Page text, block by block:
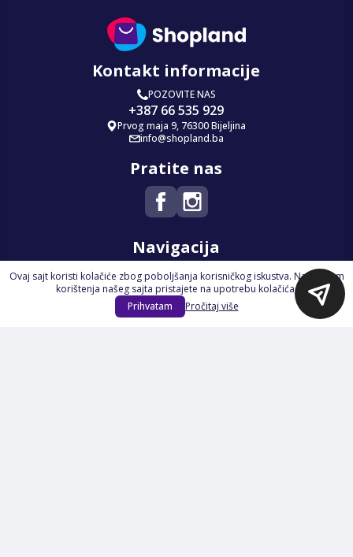
Kontakt informacije
POZOVITE NAS
+387 66 535 929
Prvog maja 9, 76300 Bijeljina
info@shopland.ba
Pratite nas
Navigacija
Početna
Na Akciji
Izdvajamo
Ovaj sajt koristi kolačiće zbog poboljšanja korisničkog iskustva. Nastavkom
korištenja našeg sajta pristajete na upotrebu kolačića.
Prihvatam
Pročitaj više